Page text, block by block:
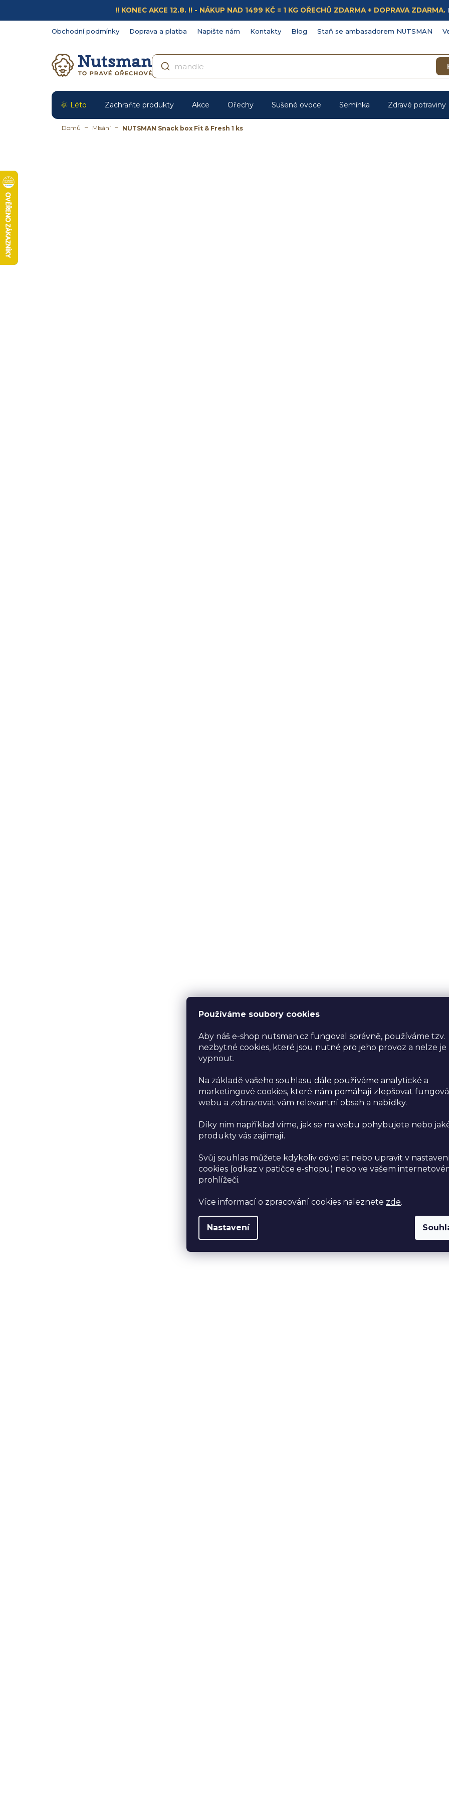
Používáme soubory cookies
Aby náš e-shop nutsman.cz fungoval správně, používáme tzv.
nezbytné cookies, které jsou nutné pro jeho provoz a nelze je
vypnout.
Na základě vašeho souhlasu dále používáme analytické a
marketingové cookies, které nám pomáhají zlepšovat
webu a zobrazovat vám relevantní obsah a nabídky.
Díky nim například víme, jak se na webu pohybujete nebo
produkty vás zajímají.
Svůj souhlas můžete kdykoliv odvolat nebo upravit v
cookies (odkaz v patičce e-shopu) nebo ve vašem
prohlížeči.
Více informací o zpracování cookies naleznete zde.
Nastavení
obsah
!! KONEC AKCE 12.8. !! - NÁKUP NAD 1499 KČ = 1 KG OŘECHŮ ZDARMA + DOPRAVA ZDARMA.
Obchodní podmínky Doprava a platba Napište nám Kontakty Blog Staň se ambasadorem NUTSMAN
Léto Zachraňte produkty Akce Ořechy Sušené ovoce Semínka Zdravé potraviny
Domů Mlsání NUTSMAN Snack box Fit & Fresh 1 ks